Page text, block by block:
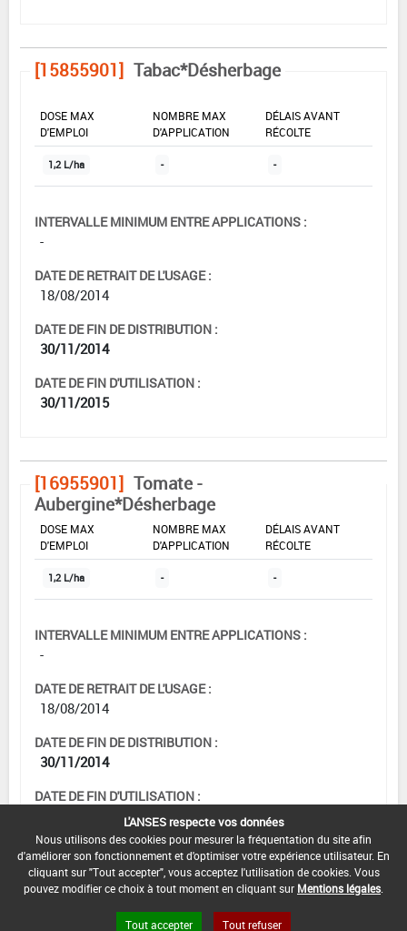
[15855901] Tabac*Désherbage
DOSE MAX
D'EMPLOI
NOMBRE MAX
D'APPLICATION
DÉLAIS AVANT
RÉCOLTE
1,2 L/ha - -
INTERVALLE MINIMUM ENTRE APPLICATIONS :
-
DATE DE RETRAIT DE L'USAGE :
18/08/2014
DATE DE FIN DE DISTRIBUTION :
30/11/2014
DATE DE FIN D'UTILISATION :
30/11/2015
[16955901] Tomate -
Aubergine*Désherbage
DOSE MAX
D'EMPLOI
NOMBRE MAX
D'APPLICATION
DÉLAIS AVANT
RÉCOLTE
1,2 L/ha - -
INTERVALLE MINIMUM ENTRE APPLICATIONS :
-
DATE DE RETRAIT DE L'USAGE :
18/08/2014
DATE DE FIN DE DISTRIBUTION :
30/11/2014
DATE DE FIN D'UTILISATION :
[11015921] Traitements
généraux*Désherbage*Zones Cult. Avt
L'ANSES respecte vos données
Nous utilisons des cookies pour mesurer la fréquentation du site afin
d'améliorer son fonctionnement et d'optimiser votre expérience utilisateur. En
cliquant sur "Tout accepter", vous acceptez l'utilisation de cookies. Vous
pouvez modifier ce choix à tout moment en cliquant sur Mentions légales
Tout accepter Tout refuser